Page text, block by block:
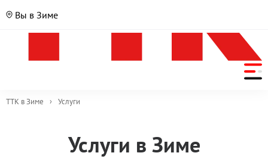
Вы в Зиме
ТТК в Зиме › Услуги
Услуги в Зиме
Список